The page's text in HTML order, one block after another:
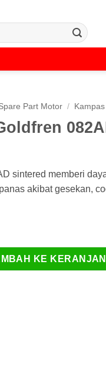
Part Motor /
sintered memberi
akibat gesekan,
082AD
KE